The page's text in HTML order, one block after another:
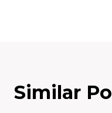
Similar